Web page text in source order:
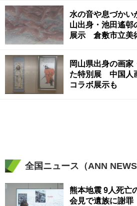
水の音や息づか
山出身・池田遙邨
展示 倉敷市立美
岡山県出身の画
た特別展 中国人
コラボ展示も
全国ニュース（ANN NEWS
熊本地震 9人死亡
会見で遺族に謝罪